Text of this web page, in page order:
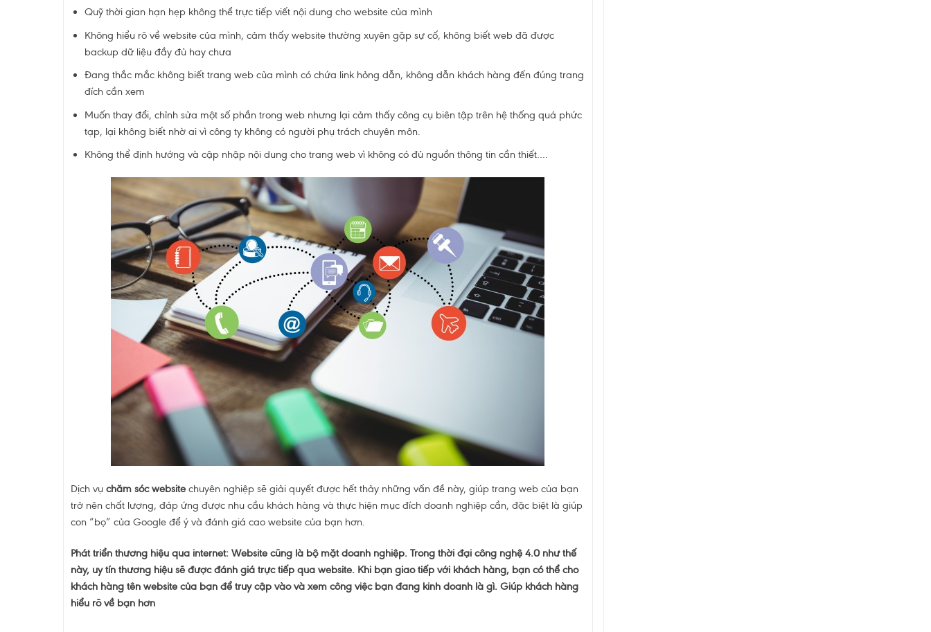
Quỹ thời gian hạn hẹp không thể trực tiếp viết nội dung cho website của mình
Không hiểu rõ về website của mình, cảm thấy website thường xuyên gặp sự cố, không biết web đã được
backup dữ liệu đầy đủ hay chưa
Đang thắc mắc không biết trang web của mình có chứa link hỏng dẫn, không dẫn khách hàng đến đúng trang
đích cần xem
Muốn thay đổi, chỉnh sửa một số phần trong web nhưng lại cảm thấy công cụ biên tập trên hệ thống quá phức
tạp, lại không biết nhờ ai vì công ty không có người phụ trách chuyên môn.
Không thể định hướng và cập nhập nội dung cho trang web vì không có đủ nguồn thông tin cần thiết….
Dịch vụ chăm sóc website chuyên nghiệp sẽ giải quyết được hết thảy những vấn đề này, giúp trang web của bạn
trở nên chất lượng, đáp ứng được nhu cầu khách hàng và thực hiện mục đích doanh nghiệp cần, đặc biệt là giúp
con “bọ” của Google để ý và đánh giá cao website của bạn hơn.
Phát triển thương hiệu qua internet: Website cũng là bộ mặt doanh nghiệp. Trong thời đại công nghệ 4.0 như thế
này, uy tín thương hiệu sẽ được đánh giá trực tiếp qua website. Khi bạn giao tiếp với khách hàng, bạn có thể cho
khách hàng tên website của bạn để truy cập vào và xem công việc bạn đang kinh doanh là gì. Giúp khách hàng
hiểu rõ về bạn hơn